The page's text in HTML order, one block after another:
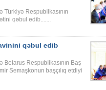
Respublikasının
qəbul edib.......
qəbul edib
Respublikasının Baş
Semaşkonun başçılıq etdiyi